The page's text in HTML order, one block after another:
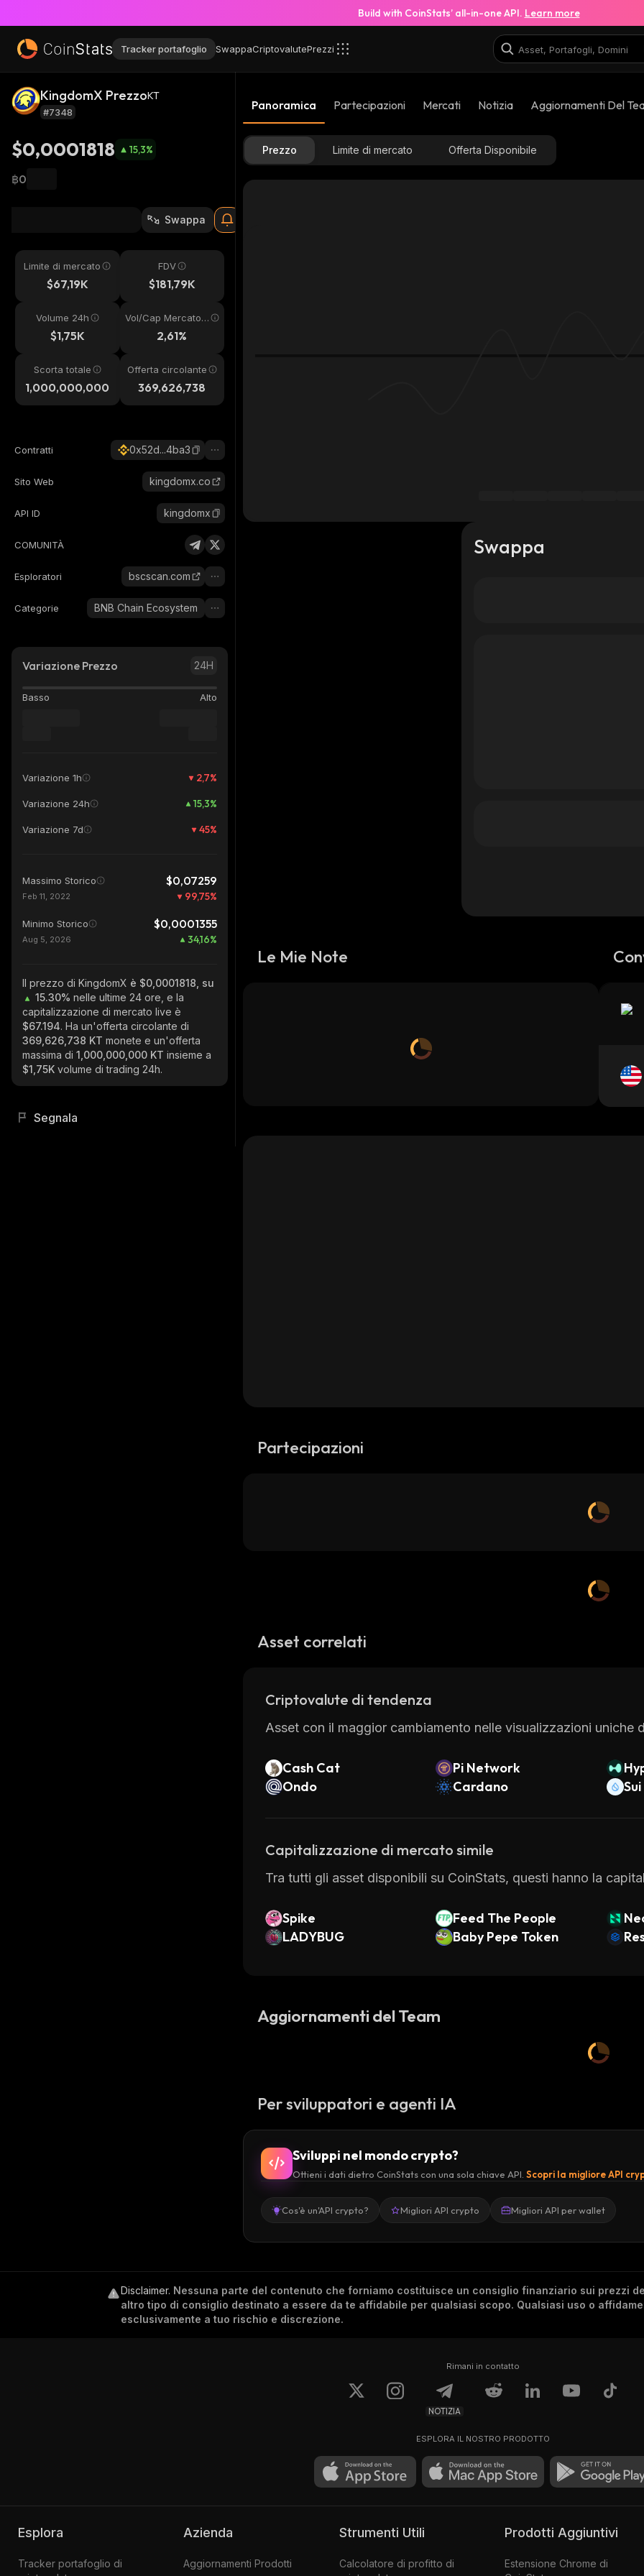
Build with CoinStats’ all-in-one API. Learn more
Tracker portafoglio SwappaCriptovalutePrezzi
KingdomX PrezzoKT
#7348
$0,0001818 15,3%
฿0
Swappa
Limite di mercato
$67,19K
FDV
$181,79K
Volume 24h
$1,75K
Vol/Cap Mercato
2,61%
Scorta totale
1,000,000,000
Offerta circolante
369,626,738
Contratti 0x52d...4ba3
Sito Web kingdomx.co
API ID kingdomx
COMUNITÀ
Esploratori bscscan.com
Categorie BNB Chain Ecosystem
Variazione Prezzo 24H
Basso Alto
Variazione 1h 2,7%
Variazione 24h 15,3%
Variazione 7d 45%
Massimo Storico $0,07259
Feb 11, 2022 99,75%
Minimo Storico $0,0001355
Aug 5, 2026 34,16%
Il prezzo di KingdomX è $0,0001818, su
15.30% nelle ultime 24 ore, e la
capitalizzazione di mercato live è
$67.194. Ha un'offerta circolante di
369,626,738 KT monete e un'offerta
massima di 1,000,000,000 KT insieme a
$1,75K volume di trading 24h.
Segnala
Panoramica Partecipazioni Mercati Notizia Aggiornamenti Del
Prezzo Limite di mercato Offerta Disponibile
Swappa
Le Mie Note
Partecipazioni
Asset correlati
Criptovalute di tendenza
Asset con il maggior cambiamento nelle visualizzazioni uniche
Cash Cat Pi Network
Ondo
Cardano Sui
Capitalizzazione di mercato simile
Tra tutti gli asset disponibili su CoinStats, questi hanno la
Spike Feed The People
LADYBUG
Baby Pepe Token
Aggiornamenti del Team
Per sviluppatori e agenti IA
Sviluppi nel mondo crypto?
Ottieni i dati dietro CoinStats con una sola chiave API. Scopri la migliore API
Cos'è un'API crypto? Migliori API crypto Migliori API per wallet
Disclaimer. Nessuna parte del contenuto che forniamo costituisce un consiglio finanziario sui prezzi
altro tipo di consiglio destinato a essere da te affidabile per qualsiasi scopo. Qualsiasi uso o
esclusivamente a tuo rischio e discrezione.
Rimani in contatto
NOTIZIA
ESPLORA IL NOSTRO PRODOTTO
Esplora
Tracker portafoglio di
Azienda
Aggiornamenti Prodotti
Strumenti Utili
Calcolatore di profitto di
Prodotti Aggiuntivi
Estensione Chrome di